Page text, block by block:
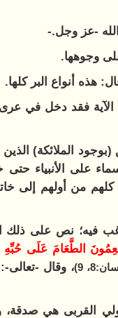
-عز وجل.-
وجوهها.
هذه أنواع البر كلها.
فقد دخل في عرى
(بوجود الملائكة)
على الأنبياء حتى
كلهم من أولهم إلى
فيه؛ نص على ذلك
الطَّعَامَ عَلَى حُبِّهِ
9) ، وقال -
القربى هي